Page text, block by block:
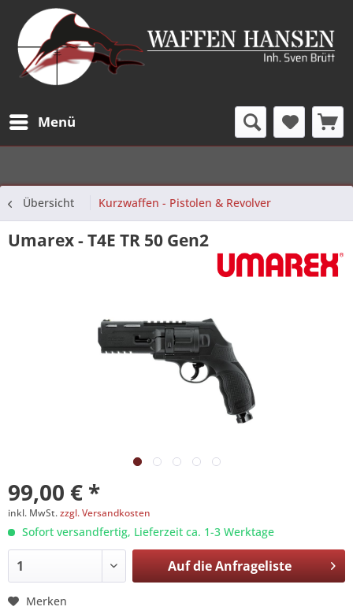
Menü
Übersicht Kurzwaffen - Pistolen & Revolver
Umarex - T4E TR 50 Gen2
99,00 € *
inkl. MwSt.zzgl. Versandkosten
Sofort versandfertig, Lieferzeit ca. 1-3 Werktage
Auf dieAnfrageliste
Merken